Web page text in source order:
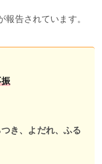
報告されています。
き、よだれ、ふる